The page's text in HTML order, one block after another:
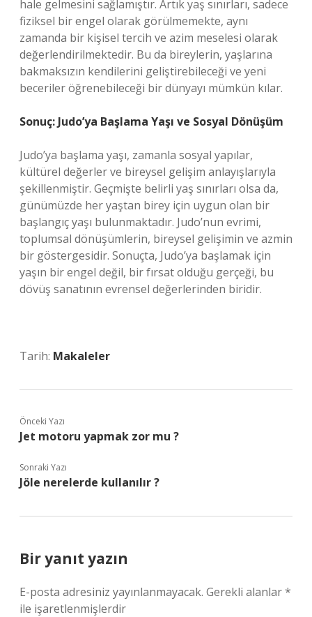
hale gelmesini sağlamıştır. Artık yaş sınırları, sadece
fiziksel bir engel olarak görülmemekte, aynı
zamanda bir kişisel tercih ve azim meselesi olarak
değerlendirilmektedir. Bu da bireylerin, yaşlarına
bakmaksızın kendilerini geliştirebileceği ve yeni
beceriler öğrenebileceği bir dünyayı mümkün kılar.
Sonuç: Judo’ya Başlama Yaşı ve Sosyal Dönüşüm
Judo’ya başlama yaşı, zamanla sosyal yapılar,
kültürel değerler ve bireysel gelişim anlayışlarıyla
şekillenmiştir. Geçmişte belirli yaş sınırları olsa da,
günümüzde her yaştan birey için uygun olan bir
başlangıç yaşı bulunmaktadır. Judo’nun evrimi,
toplumsal dönüşümlerin, bireysel gelişimin ve azmin
bir göstergesidir. Sonuçta, Judo’ya başlamak için
yaşın bir engel değil, bir fırsat olduğu gerçeği, bu
dövüş sanatının evrensel değerlerinden biridir.
Tarih: Makaleler
Önceki Yazı
Jet motoru yapmak zor mu ?
Sonraki Yazı
Jöle nerelerde kullanılır ?
Bir yanıt yazın
E-posta adresiniz yayınlanmayacak. Gerekli alanlar*
ile işaretlenmişlerdir